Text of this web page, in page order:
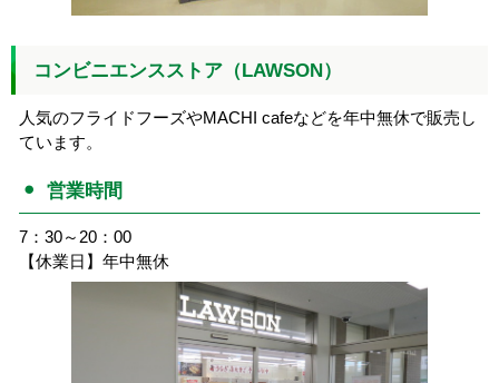
コンビニエンスストア（LAWSON）
人気のフライドフーズやMACHI cafeなどを年中無休で販売し
ています。
営業時間
7：30～20：00
【休業日】年中無休